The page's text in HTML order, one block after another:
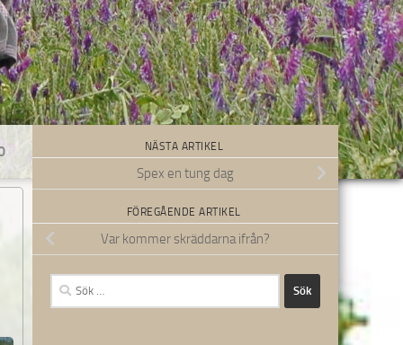
NÄSTA ARTIKEL
Spex en tung dag
FÖREGÅENDE ARTIKEL
Var kommer skräddarna ifrån?
Sök
efter: